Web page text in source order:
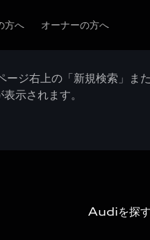
方へ オーナーの方へ
ジ右上の「新規検索」ま
示されます。
Audiを探